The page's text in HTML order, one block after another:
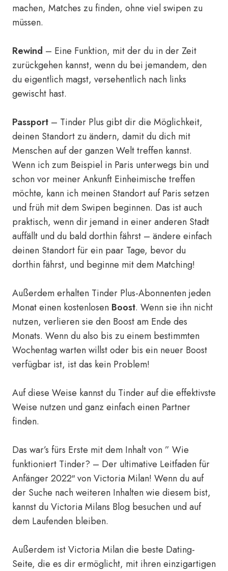
machen, Matches zu finden, ohne viel swipen zu
müssen.
Rewind – Eine Funktion, mit der du in der Zeit
zurückgehen kannst, wenn du bei jemandem, den
du eigentlich magst, versehentlich nach links
gewischt hast.
Passport – Tinder Plus gibt dir die Möglichkeit,
deinen Standort zu ändern, damit du dich mit
Menschen auf der ganzen Welt treffen kannst.
Wenn ich zum Beispiel in Paris unterwegs bin und
schon vor meiner Ankunft Einheimische treffen
möchte, kann ich meinen Standort auf Paris setzen
und früh mit dem Swipen beginnen. Das ist auch
praktisch, wenn dir jemand in einer anderen Stadt
auffällt und du bald dorthin fährst – ändere einfach
deinen Standort für ein paar Tage, bevor du
dorthin fährst, und beginne mit dem Matching!
Außerdem erhalten Tinder Plus-Abonnenten jeden
Monat einen kostenlosen Boost. Wenn sie ihn nicht
nutzen, verlieren sie den Boost am Ende des
Monats. Wenn du also bis zu einem bestimmten
Wochentag warten willst oder bis ein neuer Boost
verfügbar ist, ist das kein Problem!
Auf diese Weise kannst du Tinder auf die effektivste
Weise nutzen und ganz einfach einen Partner
finden.
Das war’s fürs Erste mit dem Inhalt von ” Wie
funktioniert Tinder? – Der ultimative Leitfaden für
Anfänger 2022″ von Victoria Milan! Wenn du auf
der Suche nach weiteren Inhalten wie diesem bist,
kannst du Victoria Milans Blog besuchen und auf
dem Laufenden bleiben.
Außerdem ist Victoria Milan die beste Dating-
Seite, die es dir ermöglicht, mit ihren einzigartigen